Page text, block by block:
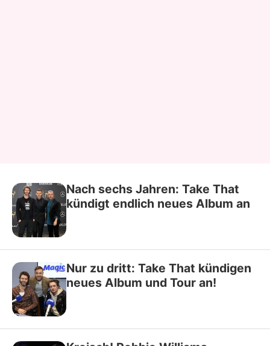
Nach sechs Jahren: Take That
kündigt endlich neues Album an
Nur zu dritt: Take That kündigen
neues Album und Tour an!